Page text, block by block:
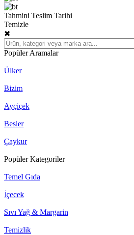
Tahmini Teslim Tarihi
Temizle
✖
Popüler Aramalar
Ülker
Bizim
Ayçiçek
Besler
Çaykur
Popüler Kategoriler
Temel Gıda
İçecek
Sıvı Yağ & Margarin
Temizlik